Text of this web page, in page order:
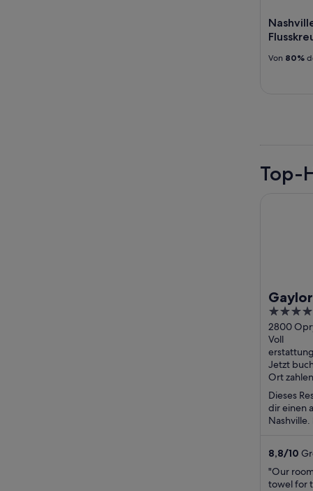
Von 80%
Top-
4
out
of
5
2800
Drive
Voll
Jetzt
Ort zahlen
Dieses
dir einen
8,8/10
"Our
towel for